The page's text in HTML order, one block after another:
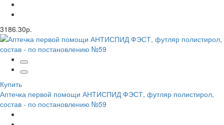
3186.30р.
Купить
Аптечка первой помощи АНТИСПИД ФЭСТ, футляр полистирол,
состав - по постановлению №59